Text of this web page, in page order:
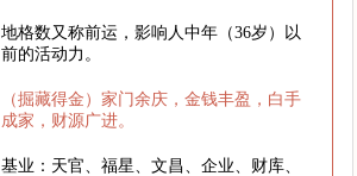
地格数又称前运，影响人中年（36岁）以
前的活动力。
（掘藏得金）家门余庆，金钱丰盈，白手
成家，财源广进。
基业：天官、福星、文昌、企业、财库、